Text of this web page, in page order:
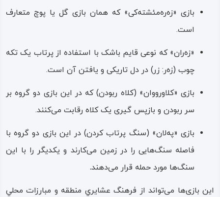
بازی «زه‌ره‌مئشته‌کی» که همان بازی گل یا پوچ متعارف
است.
«زه‌ران» که نوعی قایم‌ باشک با استفاده از پرتاب یک تکه
چوب (زه‌ر: زر) در دل تاریکی و یافتن آن است.
بازی «کلاورووان» (کلاه‌ ربودن) که در این بازی دو گروه بر
سر ربودن و بازپس‌ گیری یک کلاه رقابت می‌کنند.
بازی «په‌لان» (سنگ ‌پرتاب ‌کردن) در این بازی دو گروه با
فاصله سنگ‌هایی را در زمین می‌کارند و یکدیگر را با این
سنگ‌ها مورد حمله قرار می‌دهند.
این بازی‌ها می‌تواند از فرهنگ عشايري منطقه و مبارزات محلي